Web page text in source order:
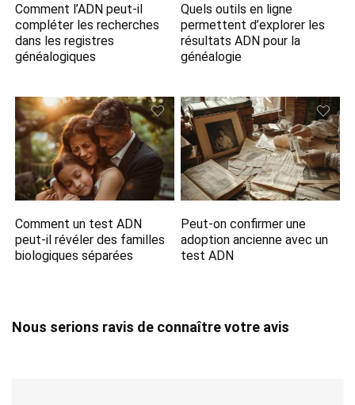
Comment l’ADN peut-il
compléter les recherches
dans les registres
généalogiques
Quels outils en ligne
permettent d’explorer les
résultats ADN pour la
généalogie
Comment un test ADN
peut-il révéler des familles
biologiques séparées
Peut-on confirmer une
adoption ancienne avec un
test ADN
Nous serions ravis de connaître votre avis